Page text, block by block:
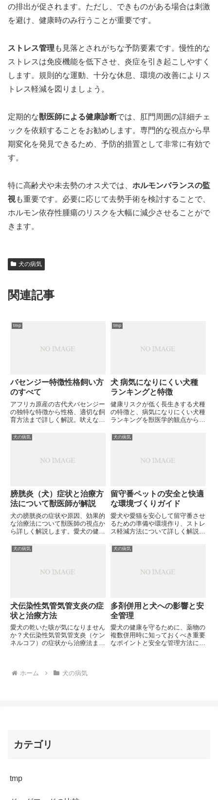
の排出が促されます。ただし、できものがある場合は刺激
を避け、健康時のみ行うことが重要です。
ストレス管理 も見落とされがちな予防要素です。慢性的な
ストレスは免疫機能を低下させ、炎症を引き起こしやすく
します。規則的な運動、十分な休息、環境の改善によりス
トレス軽減を図りましょう。
定期的な獣医師による健康診断では、肛門周囲の詳細チェ
ックを依頼することをお勧めします。専門的な視点から早
期変化を発見できるため、予防的措置として非常に有効で
す。
特に高齢犬や未去勢のオス犬では、 ホルモンバランスの監
視も重要です。必要に応じて去勢手術を検討することで、
ホルモン依存性腫瘍のリスクを大幅に減少させることがで
きます。
犬の病気
関連記事
tmp
バセンジー特徴性格飼い方
のすべて
アフリカ原産の古代犬バセンジー
の独特な特徴から性格、適切な飼
育方法まで詳しく解説。吠えない
て、あなたも飼い主になりません
か？
tmp
犬 病気になりにくい犬種
ランキングと特徴
健康リスクが低く長生きする犬種
の特徴と、病気になりにくい犬種
ランキングを獣医学的観点から解
で注目すべきポイントとは何でし
ょうか？
犬の病気
膀胱炎（犬）症状と治療方
法について獣医師が解説
犬の膀胱炎の症状や原因、効果的
な治療法について獣医師の視点か
ら詳しく解説します。愛犬の健康
炎の兆候や予防法とは何でしょう
犬の病気
留守番ペットの安全と快適
な環境づくりガイド
愛犬や愛猫を安心して留守番させ
るための準備や環境作り、ストレ
ス軽減方法について詳しく解説。
えた実践的なアドバイスをお届け
犬の病気
犬伝染性気管気管支炎の症
状と治療方法
愛犬の乾いた咳が気になりません
か？犬伝染性気管気管支炎（ケン
ネルコフ）の症状から治療法まで
犬の病気
多剤併用と犬への影響と安
全管理
愛犬の健康を守るために、薬物の
複数併用時に知っておくべき重要
なポイントと安全な管理方法につ
ホーム 犬の病気
カテゴリ
tmp